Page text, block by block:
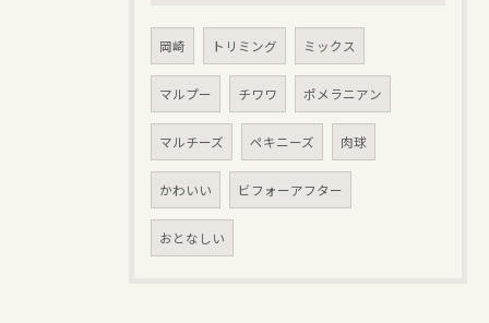
岡崎 トリミング ミックス
マルプー チワワ ポメラニアン
マルチーズ ペキニーズ 肉球
かわいい ビフォーアフター
おとなしい